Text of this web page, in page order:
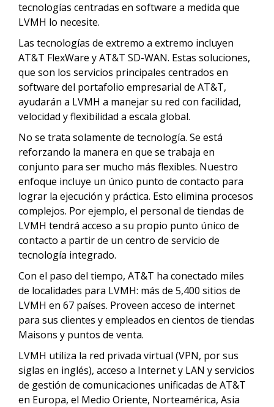
tecnologías centradas en software a medida que
LVMH lo necesite.
Las tecnologías de extremo a extremo incluyen
AT&T FlexWare y AT&T SD-WAN. Estas soluciones,
que son los servicios principales centrados en
software del portafolio empresarial de AT&T,
ayudarán a LVMH a manejar su red con facilidad,
velocidad y flexibilidad a escala global.
No se trata solamente de tecnología. Se está
reforzando la manera en que se trabaja en
conjunto para ser mucho más flexibles. Nuestro
enfoque incluye un único punto de contacto para
lograr la ejecución y práctica. Esto elimina procesos
complejos. Por ejemplo, el personal de tiendas de
LVMH tendrá acceso a su propio punto único de
contacto a partir de un centro de servicio de
tecnología integrado.
Con el paso del tiempo, AT&T ha conectado miles
de localidades para LVMH: más de 5,400 sitios de
LVMH en 67 países. Proveen acceso de internet
para sus clientes y empleados en cientos de tiendas
Maisons y puntos de venta.
LVMH utiliza la red privada virtual (VPN, por sus
siglas en inglés), acceso a Internet y LAN y servicios
de gestión de comunicaciones unificadas de AT&T
en Europa, el Medio Oriente, Norteamérica, Asia